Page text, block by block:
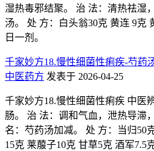
湿热毒邪结聚。 治 法：清热祛湿
汤。 处 方：白头翁30克 黄连 9克
日一剂。
千家妙方18.慢性细菌性痢疾-芍药
中医药方 发表于 2026-04-25
千家妙方18.慢性细菌性痢疾 中医
肠。 治 法：调和气血，泄热导滞
名：芍药汤加减。 处 方：当归50
15克 莱菔子10克 甘草5克 酒军7.5